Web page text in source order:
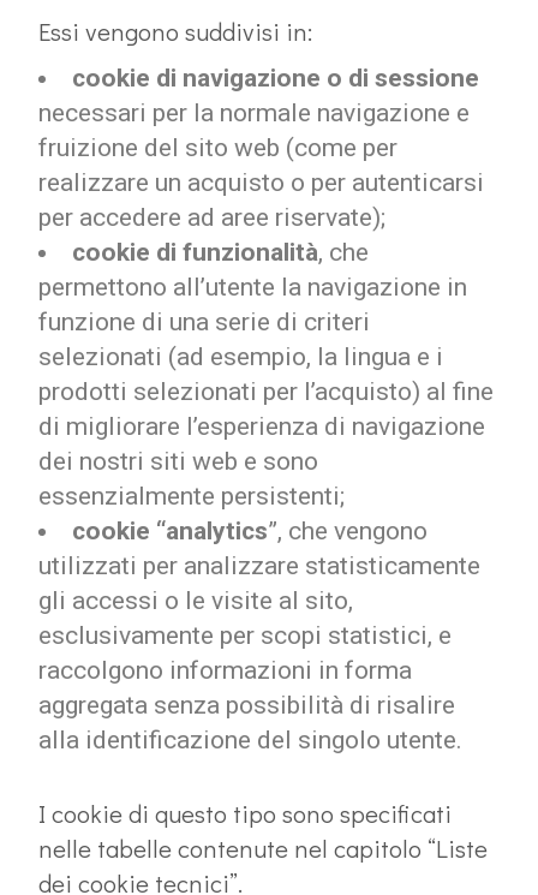
Essi vengono suddivisi in:
cookie di navigazione o di sessione
necessari per la normale navigazione e
fruizione del sito web (come per
realizzare un acquisto o per autenticarsi
per accedere ad aree riservate);
cookie di funzionalità, che
permettono all’utente la navigazione in
funzione di una serie di criteri
selezionati (ad esempio, la lingua e i
prodotti selezionati per l’acquisto) al fine
di migliorare l’esperienza di navigazione
dei nostri siti web e sono
essenzialmente persistenti;
cookie “analytics”, che vengono
utilizzati per analizzare statisticamente
gli accessi o le visite al sito,
esclusivamente per scopi statistici, e
raccolgono informazioni in forma
aggregata senza possibilità di risalire
alla identificazione del singolo utente.
I cookie di questo tipo sono specificati
nelle tabelle contenute nel capitolo “Liste
dei cookie tecnici”.